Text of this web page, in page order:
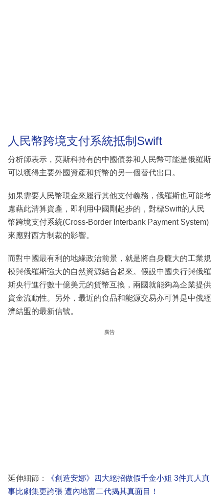
人民幣跨境支付系統抵制Swift
分析師表示，莫斯科持有的中國債券和人民幣可能是俄羅斯
可以獲得主要外國資產和貨幣的另一個替代出口。
如果需要人民幣現金來履行其他支付義務，俄羅斯也可能考
慮藉此清算資產，即利用中國剛起步的，對標Swift的人民
幣跨境支付系統(Cross-Border Interbank Payment System)
來應對西方制裁的影響。
而對中國最有利的地緣政治前景，就是將自身龐大的工業規
模與俄羅斯強大的自然資源結合起來。假設中國央行與俄羅
斯央行進行數十億美元的貨幣互換，兩國就能夠為企業提供
資金流動性。另外，最近的食品和能源交易亦可算是中俄經
濟結盟的最新信號。
廣告
延伸細節：
《創造安娜》四大絕招做假千金小姐 3件真人真
事比劇集更誇張 遭內地富二代揭其真面目！